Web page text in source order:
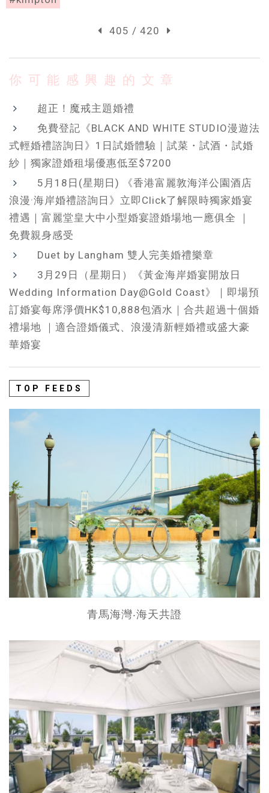
405 / 420
你可能感興趣的文章
超正！魔戒主題婚禮
免費登記《BLACK AND WHITE STUDIO漫遊法
式輕婚禮諮詢日》1日試婚體驗｜試菜・試酒・試婚
紗｜獨家證婚租場優惠低至$7200
5月18日(星期日) 《香港富麗敦海洋公園酒店
浪漫·海岸婚禮諮詢日》立即Click了解限時獨家婚宴
禮遇｜富麗堂皇大中小型婚宴證婚場地一應俱全 ｜
免費親身感受
Duet by Langham 雙人完美婚禮樂章
3月29日（星期日）《黃金海岸婚宴開放日
Wedding Information Day@Gold Coast》｜即場預
訂婚宴每席淨價HK$10,888包酒水｜合共超過十個婚
禮場地 ｜適合證婚儀式、浪漫清新輕婚禮或盛大豪
華婚宴
TOP FEEDS
青馬海灣‧海天共證